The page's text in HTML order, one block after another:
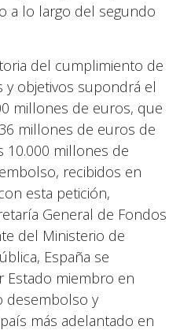
a lo largo del segundo
del cumplimiento de
objetivos supondrá el
millones de euros, que
millones de euros de
10.000 millones de
recibidos en
esta petición,
General de Fondos
del Ministerio de
España se
Estado miembro en
desembolso y
más adelantado en